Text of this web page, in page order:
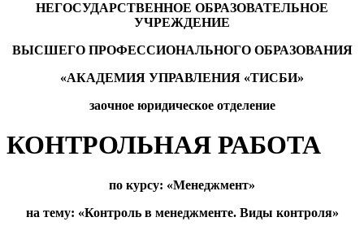
НЕГОСУДАРСТВЕННОЕ ОБРАЗОВАТЕЛЬНОЕ
УЧРЕЖДЕНИЕ
ВЫСШЕГО ПРОФЕССИОНАЛЬНОГО ОБРАЗОВАНИЯ
«АКАДЕМИЯ УПРАВЛЕНИЯ «ТИСБИ»
заочное юридическое отделение
КОНТРОЛЬНАЯ РАБОТА
по курсу: «Менеджмент»
на тему: «Контроль в менеджменте. Виды контроля»